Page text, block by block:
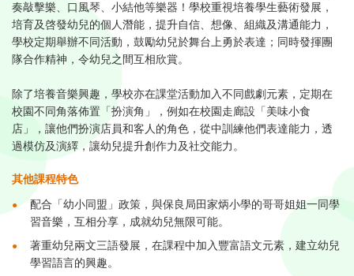
奏敲擊樂、口風琴、小結他等樂器！學校重視培養學生藝術發展，
培育及啓發幼兒的個人潛能，提升自信、想像、組織及溝通能力，
學校定期舉辦不同活動，鼓勵幼兒於舞台上勇於表達；同時發揮團
隊合作精神，令幼兒之間互相欣賞。⁣
除了培養音樂興趣，學校亦在課堂活動加入不同戲劇元素，定期在
校園不同角落佈置「扮演角」，例如在校園走廊設「美味小食
店」，讓他們扮演店員和客人的角色，從中訓練他們表達能力，透
過模仿及演繹，讓幼兒提升創作力及社交能力。⁣
其他課程特色
配合「幼小同盟」政策，與保良局田家炳小學的哥哥姐姐一同學
習音樂，互相分享，成就幼兒無限可能。⁣
著重幼兒兩文三語發展，在課程中加入豐富語文元素，建立幼兒
學習語言的興趣。⁣